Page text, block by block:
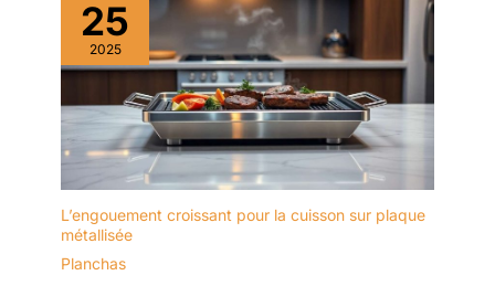
25
2025
L’engouement croissant pour la cuisson sur plaque
métallisée
Planchas